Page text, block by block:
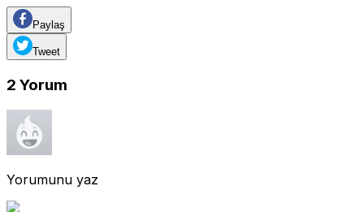
Paylaş
Tweet
2 Yorum
Yorumunu yaz